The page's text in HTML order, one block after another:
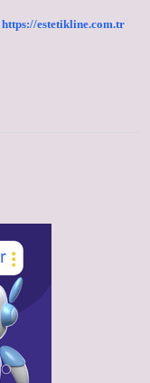
https://estetikline.com.tr